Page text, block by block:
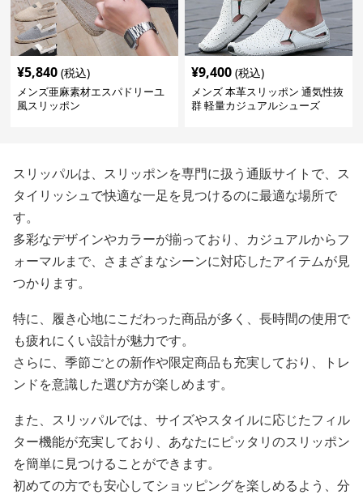
¥5,840 (税込)
メンズ亜麻素材エスパドリーユ
風スリッポン
¥9,400 (税込)
メンズ 本革スリッポン 通気性抜
群 軽量カジュアルシューズ
スリッパルは、スリッポンを専門に扱う通販サイトで、ス
タイリッシュで快適な一足を見つけるのに最適な場所で
す。
多彩なデザインやカラーが揃っており、カジュアルからフ
ォーマルまで、さまざまなシーンに対応したアイテムが見
つかります。
特に、履き心地にこだわった商品が多く、長時間の使用で
も疲れにくい設計が魅力です。
さらに、季節ごとの新作や限定商品も充実しており、トレ
ンドを意識した選び方が楽しめます。
また、スリッパルでは、サイズやスタイルに応じたフィル
ター機能が充実しており、あなたにピッタリのスリッポン
を簡単に見つけることができます。
初めての方でも安心してショッピングを楽しめるよう、分